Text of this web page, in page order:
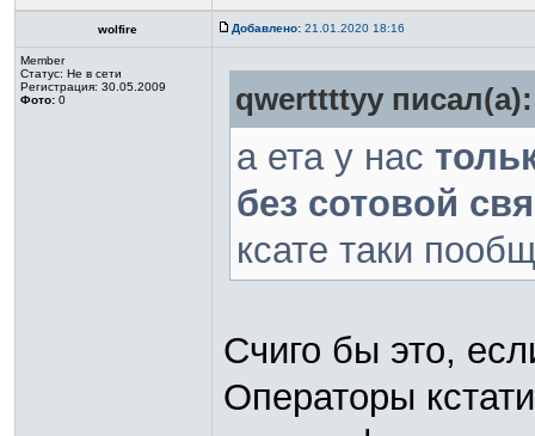
wolfire Добавлено: 21.01.2020 18:16
Member
Статус: Не в сети
Регистрация: 30.05.2009
Фото: 0 qwerttttyy писал(а):
а ета у нас
без сотовой
ксате таки
Счиго бы это,
Операторы